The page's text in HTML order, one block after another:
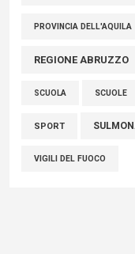
PROVINCIA DELL'AQUILA
REGIONE ABRUZZO
SCUOLA SCUOLE
SPORT
VIGILI DEL FUOCO